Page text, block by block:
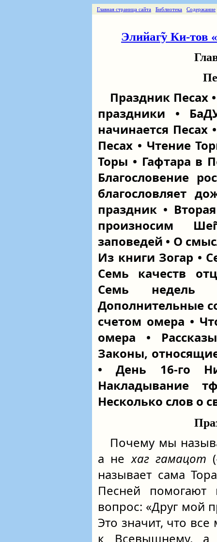
Главная страница сайта Библиотека Содержание
Элийаг̃у Ки-тов
Праздник Песах
праздники •
начинается
Песах • Чтение
Торы • Гафтара в
Благословение
благословляет
праздник •
произносим
заповедей • О
Из книги Зогар •
Семь качеств
Семь
Дополнительные
счетом омера •
омера •
Законы,
• День 16-го
Накладывание
Несколько слов о
Почему мы
а нехаг гамацот
называет сама
Песней помогают
вопрос: «Друг мой
Это значит, что
к Всевышнему, а